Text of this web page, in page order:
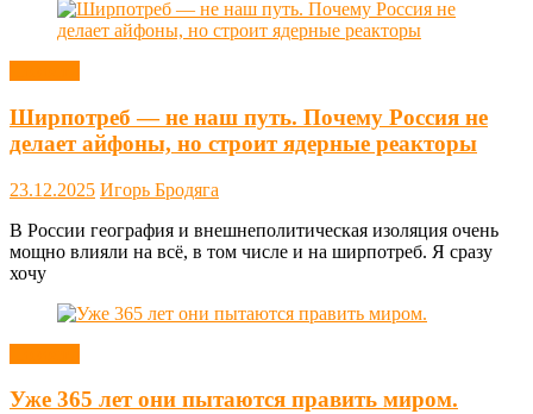
Ширпотреб — не наш путь. Почему Россия не
делает айфоны, но строит ядерные реакторы
23.12.2025 Игорь Бродяга
В России география и внешнеполитическая изоляция очень
мощно влияли на всё, в том числе и на ширпотреб. Я сразу
хочу
Уже 365 лет они пытаются править миром.